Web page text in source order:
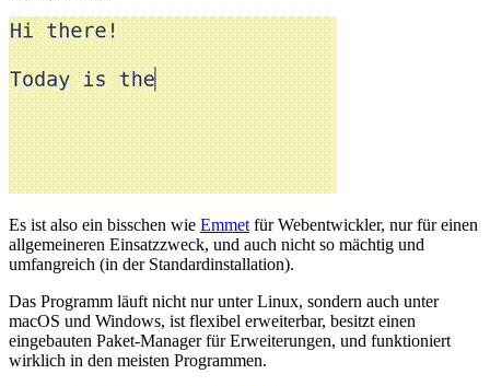
Es ist also ein bisschen wie Emmet für Webentwickler, nur für einen
allgemeineren Einsatzzweck, und auch nicht so mächtig und
umfangreich (in der Standardinstallation).
Das Programm läuft nicht nur unter Linux, sondern auch unter
macOS und Windows, ist flexibel erweiterbar, besitzt einen
eingebauten Paket-Manager für Erweiterungen, und funktioniert
wirklich in den meisten Programmen.